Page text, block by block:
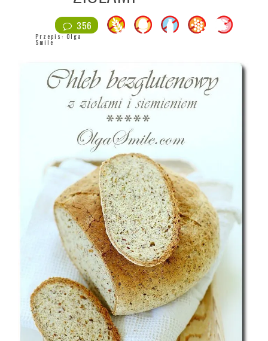
356
Przepis:Olga
Smile